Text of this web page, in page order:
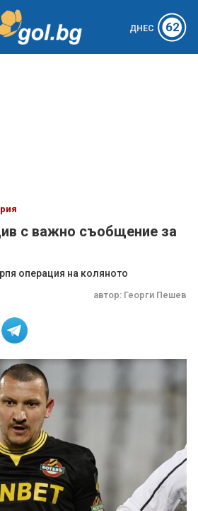
ДНЕС 62
с важно съобщение за
операция на коляното
автор: Георги Пешев